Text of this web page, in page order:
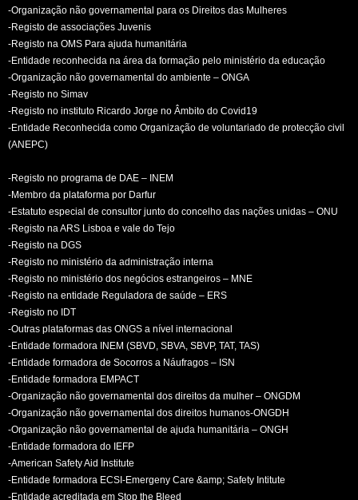
-Organização não governamental para os Direitos das Mulheres
-Registo de associações Juvenis
-Registo na OMS Para ajuda humanitária
-Entidade reconhecida na área da formação pelo ministério da educação
-Organização não governamental do ambiente – ONGA
-Registo no Simav
-Registo no instituto Ricardo Jorge no Âmbito do Covid19
-Entidade Reconhecida como Organização de voluntariado de protecção civil
(ANEPC)
-Registo no programa de DAE – INEM
-Membro da plataforma por Darfur
-Estatuto especial de consultor junto do concelho das nações unidas – ONU
-Registo na ARS Lisboa e vale do Tejo
-Registo na DGS
-Registo no ministério da administração interna
-Registo no ministério dos negócios estrangeiros – MNE
-Registo na entidade Reguladora de saúde – ERS
-Registo no IDT
-Outras plataformas das ONGS a nível internacional
-Entidade formadora INEM (SBVD, SBVA, SBVP, TAT, TAS)
-Entidade formadora de Socorros a Náufragos – ISN
-Entidade formadora EMPACT
-Organização não governamental dos direitos da mulher – ONGDM
-Organização não governamental dos direitos humanos-ONGDH
-Organização não governamental de ajuda humanitária – ONGH
-Entidade formadora do IEFP
-American Safety Aid Institute
-Entidade formadora ECSI-Emergeny Care &amp; Safety Intitute
-Entidade acreditada em Stop the Bleed